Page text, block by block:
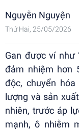
Nguyễn Nguyện
Thứ Hai, 25/05/2026
Gan được ví như
đảm nhiệm hơn
độc, chuyển
lượng và sản
nhiên, trước áp
mạnh, ô nhiễm